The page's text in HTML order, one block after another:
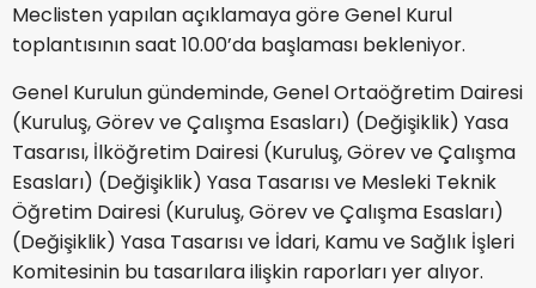
Meclisten yapılan açıklamaya göre Genel Kurul
toplantısının saat 10.00’da başlaması bekleniyor.
Genel Kurulun gündeminde, Genel Ortaöğretim Dairesi
(Kuruluş, Görev ve Çalışma Esasları) (Değişiklik) Yasa
Tasarısı, İlköğretim Dairesi (Kuruluş, Görev ve Çalışma
Esasları) (Değişiklik) Yasa Tasarısı ve Mesleki Teknik
Öğretim Dairesi (Kuruluş, Görev ve Çalışma Esasları)
(Değişiklik) Yasa Tasarısı ve İdari, Kamu ve Sağlık İşleri
Komitesinin bu tasarılara ilişkin raporları yer alıyor.